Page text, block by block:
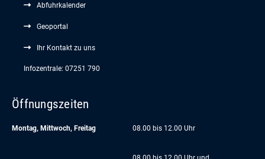
Abfuhrkalender
Geoportal
Ihr Kontakt zu uns
Infozentrale: 07251 790
Öffnungszeiten
Montag, Mittwoch, Freitag 08.00 bis 12.00 Uhr